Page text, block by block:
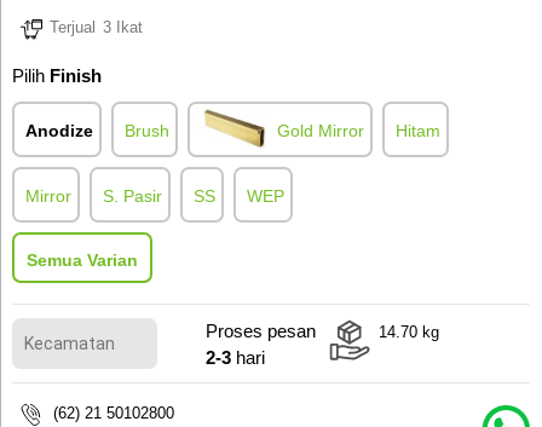
Terjual 3 Ikat
Pilih Finish
Anodize Brush Gold Mirror Hitam
Mirror S. Pasir SS WEP
Semua Varian
Proses pesan
2-3 hari
14.70 kg
(62) 21 50102800